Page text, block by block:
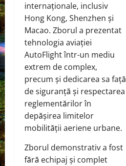
internaționale, inclusiv
Hong Kong, Shenzhen și
Macao. Zborul a prezentat
tehnologia aviației
AutoFlight într-un mediu
extrem de complex,
precum și dedicarea sa față
de siguranță și respectarea
reglementărilor în
depășirea limitelor
mobilității aeriene urbane.
Zborul demonstrativ a fost
fără echipaj și complet